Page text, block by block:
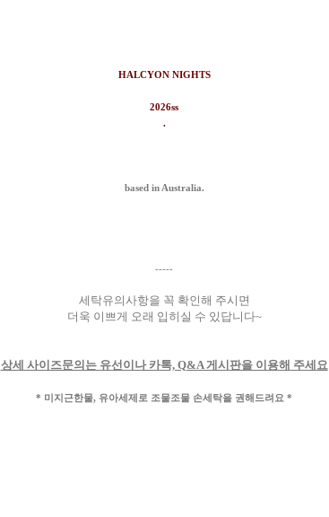
HALCYON NIGHTS
2026ss
.
based in Australia.
-----
세탁유의사항을 꼭 확인해 주시면
더욱 이쁘게 오래 입히실 수 있답니다~
상세 사이즈문의는 유선이나 카톡, Q&A 게시판을 이용해 주세요
* 미지근한물, 유아세제로 조물조물 손세탁을 권해드려요 *